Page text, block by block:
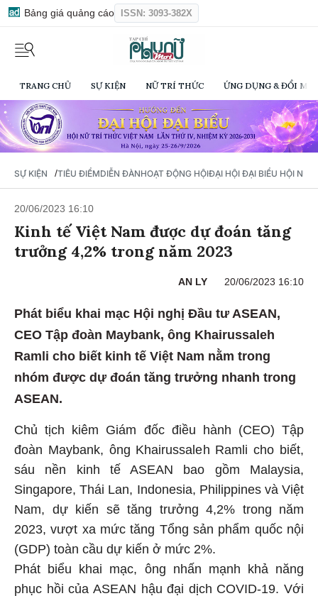
Bảng giá quảng cáo ISSN: 3093-382X
TRANG CHỦ SỰ KIỆN NỮ TRÍ THỨC ỨNG DỤNG & ĐỔI
SỰ KIỆN /TIÊU ĐIỂMDIỄN ĐÀNHOẠT ĐỘNG HỘIĐẠI HỘI ĐẠI BIỂU HỘI NỮ
20/06/2023 16:10
Kinh tế Việt Nam được dự đoán tăng
trưởng 4,2% trong năm 2023
AN LY 20/06/2023 16:10
Phát biểu khai mạc Hội nghị Đầu tư ASEAN,
CEO Tập đoàn Maybank, ông Khairussaleh
Ramli cho biết kinh tế Việt Nam nằm trong
nhóm được dự đoán tăng trưởng nhanh trong
ASEAN.
Chủ tịch kiêm Giám đốc điều hành (CEO) Tập
đoàn Maybank, ông Khairussaleh Ramli cho biết,
sáu nền kinh tế ASEAN bao gồm Malaysia,
Singapore, Thái Lan, Indonesia, Philippines và Việt
Nam, dự kiến sẽ tăng trưởng 4,2% trong năm
2023, vượt xa mức tăng Tổng sản phẩm quốc nội
(GDP) toàn cầu dự kiến ở mức 2%.
Phát biểu khai mạc, ông nhấn mạnh khả năng
phục hồi của ASEAN hậu đại dịch COVID-19. Với